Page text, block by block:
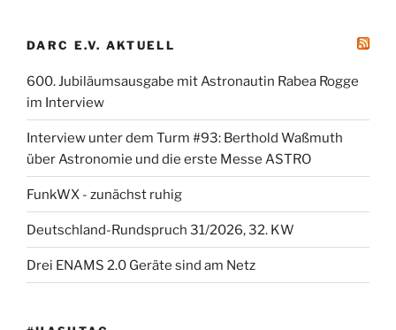
DARC E.V. AKTUELL
600. Jubiläumsausgabe mit Astronautin Rabea Rogge
im Interview
Interview unter dem Turm #93: Berthold Waßmuth
über Astronomie und die erste Messe ASTRO
FunkWX - zunächst ruhig
Deutschland-Rundspruch 31/2026, 32. KW
Drei ENAMS 2.0 Geräte sind am Netz